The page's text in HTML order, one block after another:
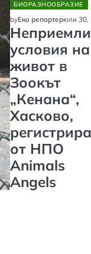
БИОРАЗНООБРАЗИЕ
byЕко репортерюли 30,
условия на
живот в
Зоокът
„Кенана“,
Хасково,
от НПО
Animals
Angels